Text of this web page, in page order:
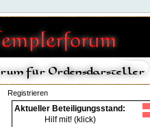
Registrieren
Aktueller Beteiligungsstand:
Hilf mit! (klick)